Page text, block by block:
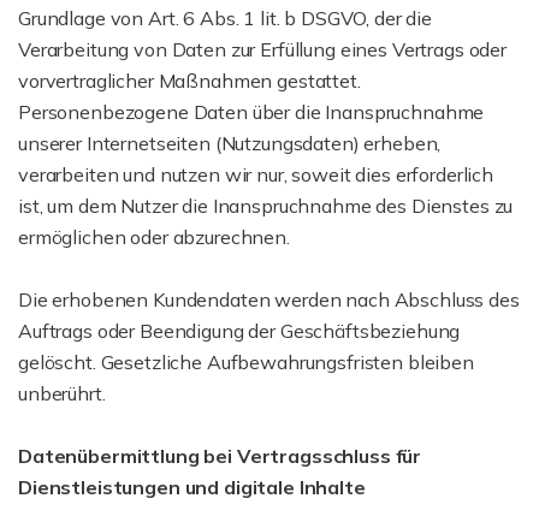
Grundlage von Art. 6 Abs. 1 lit. b DSGVO, der die
Verarbeitung von Daten zur Erfüllung eines Vertrags oder
vorvertraglicher Maßnahmen gestattet.
Personenbezogene Daten über die Inanspruchnahme
unserer Internetseiten (Nutzungsdaten) erheben,
verarbeiten und nutzen wir nur, soweit dies erforderlich
ist, um dem Nutzer die Inanspruchnahme des Dienstes zu
ermöglichen oder abzurechnen.
Die erhobenen Kundendaten werden nach Abschluss des
Auftrags oder Beendigung der Geschäftsbeziehung
gelöscht. Gesetzliche Aufbewahrungsfristen bleiben
unberührt.
Datenübermittlung bei Vertragsschluss für
Dienstleistungen und digitale Inhalte